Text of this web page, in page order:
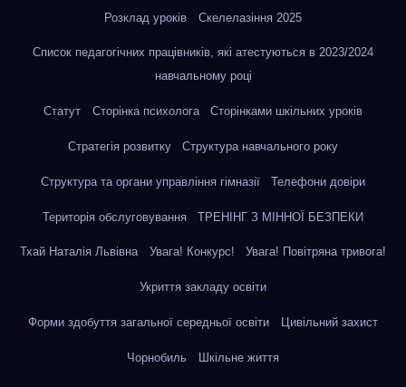
Розклад уроків Скелелазіння 2025
Список педагогічних працівників, які атестуються в 2023/2024
навчальному році
Статут Сторінка психолога Сторінками шкільних уроків
Стратегія розвитку Структура навчального року
Структура та органи управління гімназії Телефони довіри
Територія обслуговування ТРЕНІНГ З МІННОЇ БЕЗПЕКИ
Тхай Наталія Львівна Увага! Конкурс! Увага! Повітряна тривога!
Укриття закладу освіти
Форми здобуття загальної середньої освіти Цивільний захист
Чорнобиль Шкільне життя